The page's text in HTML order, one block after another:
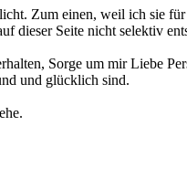
Zum einen, weil ich sie
Seite nicht selektiv
Sorge um mir Liebe
und glücklich sind.